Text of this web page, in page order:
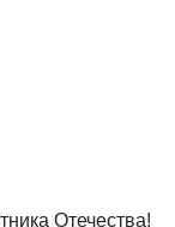
Отечества!